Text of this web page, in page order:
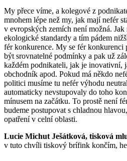
My přece víme, a kolegové z
mnohem lépe než my, jak mají nefér
v evropských zemích není možná.
ekologické standardy a tím pádem
fér konkurence. My se fér konkurenci
být srovnatelné podmínky a pak už
každém podnikateli, jak je inovativní,
obchodník apod. Pokud má někdo
politici musíme tu nefér výhodu
automaticky nevstupovaly do toho
mínusem na začátku. To prostě není
budeme postupovat s chladnou
opatření v celní oblasti.
Lucie Michut Ješátková, tisková
v tuto chvíli tiskový brífink končím,